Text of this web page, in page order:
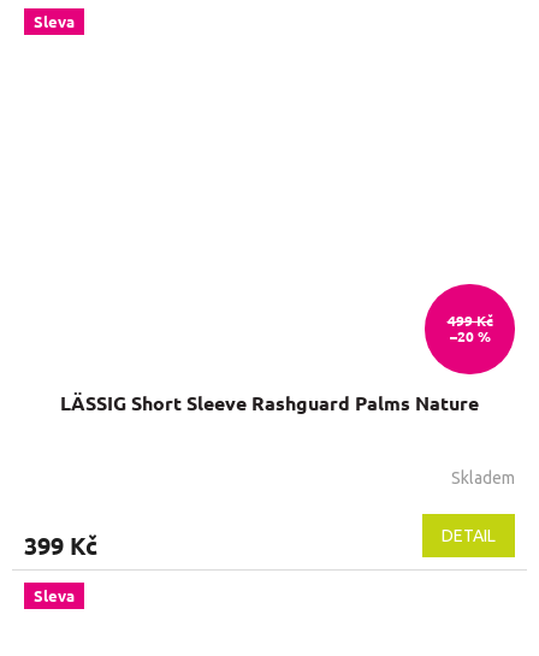
Sleva
499 Kč
–20 %
LÄSSIG Short Sleeve Rashguard Palms Nature
Skladem
399 Kč DETAIL
Sleva